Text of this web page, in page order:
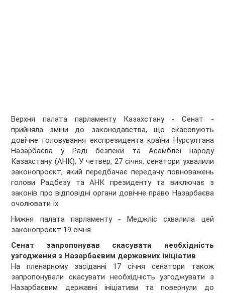
Верхня палата парламенту Казахстану - Сенат -
прийняла зміни до законодавства, що скасовують
довічне головування експрезидента країни Нурсултана
Назарбаєва у Раді безпеки та Асамблеї народу
Казахстану (АНК). У четвер, 27 січня, сенатори ухвалили
законопроєкт, який передбачає передачу повноважень
голови Радбезу та АНК президенту та виключає з
законів про відповідні органи довічне право Назарбаєва
очолювати їх.
Нижня палата парламенту - Меджліс схвалила цей
законопроєкт 19 січня.
Сенат запропонував скасувати необхідність
узгодження з Назарбаєвим державних ініціатив
На пленарному засіданні 17 січня сенатори також
запропонували скасувати необхідність узгоджувати з
Назарбаєвим державні ініціативи та повернули до